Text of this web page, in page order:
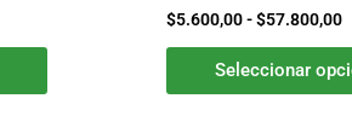
$5.600,00-$57.800,00
Seleccionar